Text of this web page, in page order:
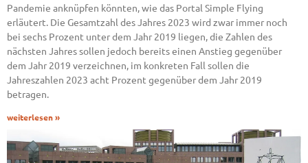
Pandemie anknüpfen könnten, wie das Portal Simple Flying
erläutert. Die Gesamtzahl des Jahres 2023 wird zwar immer noch
bei sechs Prozent unter dem Jahr 2019 liegen, die Zahlen des
nächsten Jahres sollen jedoch bereits einen Anstieg gegenüber
dem Jahr 2019 verzeichnen, im konkreten Fall sollen die
Jahreszahlen 2023 acht Prozent gegenüber dem Jahr 2019
betragen.
weiterlesen »